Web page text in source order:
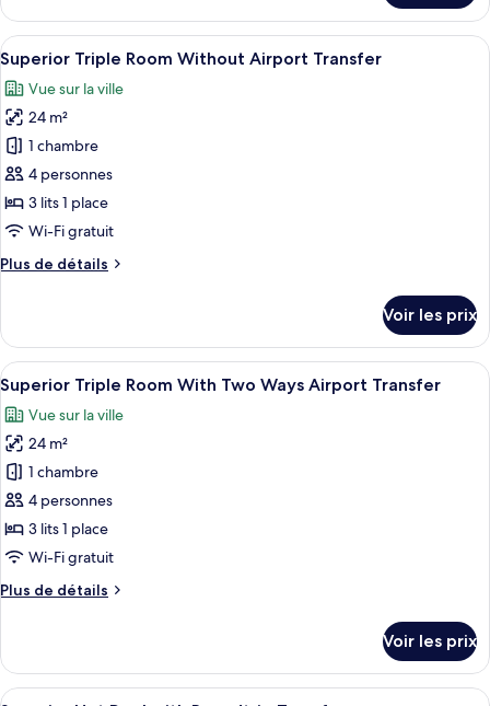
Two
Ways
Airport
Transfer
le
type
de
chambre
Superior
With
Two
Ways
Airport
Transfer
Afficher
toutes
les
photos
pour
ce
type
de
chambre :
Superior
Without
Airport
Transfer
Une chambre d’hôtel équipée d’un
8
Superior Triple Room Without Airport Transfer
Vue sur la ville
24 m²
1 chambre
4 personnes
3 lits 1 place
Wi-Fi gratuit
Plus de détails
Plus
le
type
de
chambre
Superior
Triple
Room
Without
Airport
Transfer
Voir les prix
Afficher
toutes
les
photos
pour
ce
type
de
chambre :
Superior
With
Two
Une chambre d’hôtel équipée d’un
8
Superior Triple Room With Two Ways Airport Transfer
Vue sur la ville
24 m²
1 chambre
4 personnes
3 lits 1 place
Wi-Fi gratuit
Plus de détails
Plus
le
type
Voir les prix
Afficher Une chambre d’hôtel avec un grand